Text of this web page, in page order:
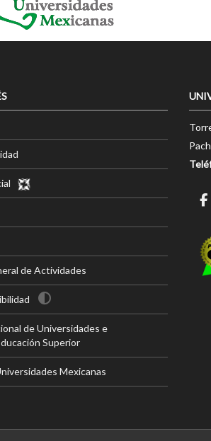
de Actividades
de Universidades e
Superior
Mexicanas